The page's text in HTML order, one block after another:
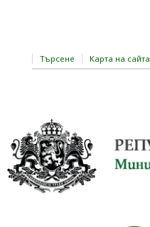
Търсене Карта на сайта